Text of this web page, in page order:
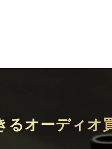
るオーディオ